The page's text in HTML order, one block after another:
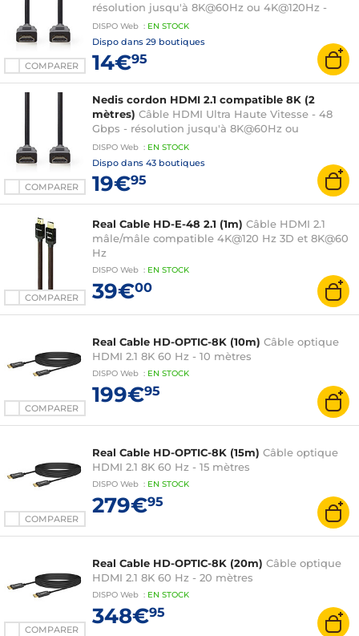
COMPARER
résolution jusqu'à 8K@60Hz ou 4K@120Hz -
coloris noir - 1 mètre
DISPO Web : EN STOCK
Dispo dans 29 boutiques
14€95
COMPARER
Nedis cordon HDMI 2.1 compatible 8K (2
mètres) Câble HDMI Ultra Haute Vitesse - 48
Gbps - résolution jusqu'à 8K@60Hz ou
4K@120Hz - coloris noir - 2 mètres
DISPO Web : EN STOCK
Dispo dans 43 boutiques
19€95
COMPARER
Real Cable HD-E-48 2.1 (1m) Câble HDMI 2.1
mâle/mâle compatible 4K@120 Hz 3D et 8K@60
Hz
DISPO Web : EN STOCK
39€00
COMPARER
Real Cable HD-OPTIC-8K (10m) Câble optique
HDMI 2.1 8K 60 Hz - 10 mètres
DISPO Web : EN STOCK
199€95
COMPARER
Real Cable HD-OPTIC-8K (15m) Câble optique
HDMI 2.1 8K 60 Hz - 15 mètres
DISPO Web : EN STOCK
279€95
COMPARER
Real Cable HD-OPTIC-8K (20m) Câble optique
HDMI 2.1 8K 60 Hz - 20 mètres
DISPO Web : EN STOCK
348€95